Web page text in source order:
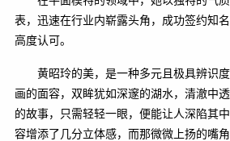
表，迅速在行业内崭露头角，成功签约知
高度认可。
黄昭玲的美，是一种多元且极具辨识
画的面容，双眸犹如深邃的湖水，清澈中
的故事，只需轻轻一眼，便能让人深陷其
容增添了几分立体感，而那微微上扬的嘴